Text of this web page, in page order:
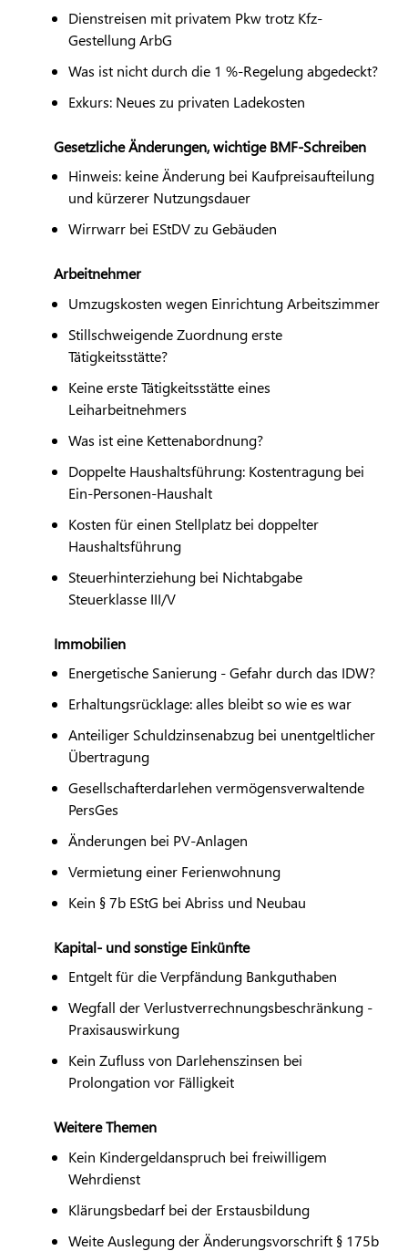
Dienstreisen mit privatem Pkw trotz Kfz-
Gestellung ArbG
Was ist nicht durch die 1 %-Regelung abgedeckt?
Exkurs: Neues zu privaten Ladekosten
Gesetzliche Änderungen, wichtige BMF-Schreiben
Hinweis: keine Änderung bei Kaufpreisaufteilung
und kürzerer Nutzungsdauer
Wirrwarr bei EStDV zu Gebäuden
Arbeitnehmer
Umzugskosten wegen Einrichtung Arbeitszimmer
Stillschweigende Zuordnung erste
Tätigkeitsstätte?
Keine erste Tätigkeitsstätte eines
Leiharbeitnehmers
Was ist eine Kettenabordnung?
Doppelte Haushaltsführung: Kostentragung bei
Ein-Personen-Haushalt
Kosten für einen Stellplatz bei doppelter
Haushaltsführung
Steuerhinterziehung bei Nichtabgabe
Steuerklasse III/V
Immobilien
Energetische Sanierung - Gefahr durch das IDW?
Erhaltungsrücklage: alles bleibt so wie es war
Anteiliger Schuldzinsenabzug bei unentgeltlicher
Übertragung
Gesellschafterdarlehen vermögensverwaltende
PersGes
Änderungen bei PV-Anlagen
Vermietung einer Ferienwohnung
Kein § 7b EStG bei Abriss und Neubau
Kapital- und sonstige Einkünfte
Entgelt für die Verpfändung Bankguthaben
Wegfall der Verlustverrechnungsbeschränkung -
Praxisauswirkung
Kein Zufluss von Darlehenszinsen bei
Prolongation vor Fälligkeit
Weitere Themen
Kein Kindergeldanspruch bei freiwilligem
Wehrdienst
Klärungsbedarf bei der Erstausbildung
Weite Auslegung der Änderungsvorschrift § 175b